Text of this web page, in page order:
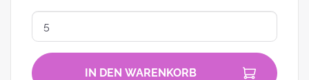
IN DEN WARENKORB